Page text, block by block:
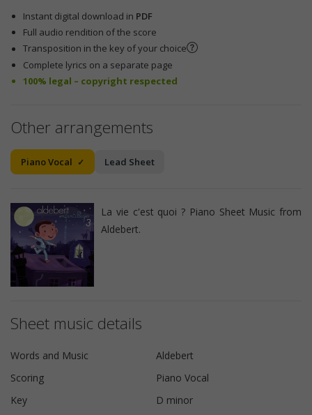
Instant digital download in PDF
Full audio rendition of the score
Transposition in the key of your choice
Complete lyrics on a separate page
100% legal – copyright respected
Other arrangements
Piano Vocal Lead Sheet
La vie c'est quoi ? Piano Sheet Music from
Aldebert.
Sheet music details
Words and Music
Aldebert
Scoring
Piano Vocal
Key
D minor